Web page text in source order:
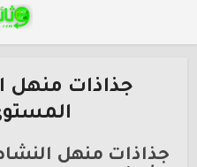
جذاذات منهل
جذاذات منهل